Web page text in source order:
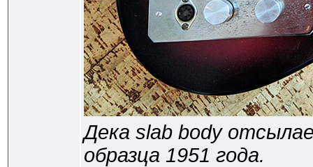
Дека slab body
образца 1951 года.